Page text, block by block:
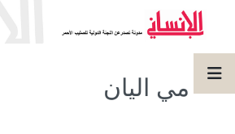
مي اليان